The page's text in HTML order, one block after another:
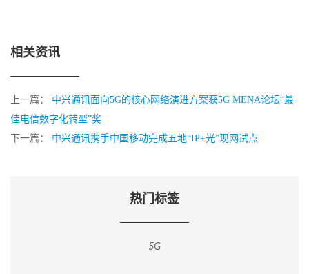
相关资讯
上一篇： 中兴通讯面向5G的核心网络演进方案获5G MENA论坛“最
佳电信数字化转型”奖
下一篇： 中兴通讯携手中国移动完成五地“IP+光”现网试点
热门标签
5G